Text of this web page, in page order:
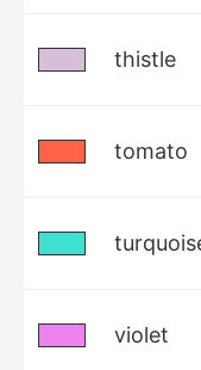
thistle
tomato
violet